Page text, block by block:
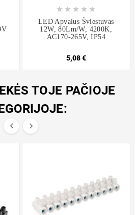
    
LED Apvalus Šviestuvas
12W, 80Lm/W, 4200K,
AC170-265V, IP54
5,08 €
TOJE PAČIOJE
 